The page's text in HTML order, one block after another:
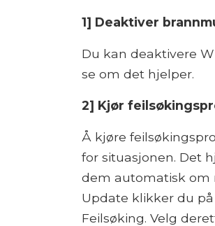
1] Deaktiver
Du kan deaktivere
se om det hjelper.
2] Kjør
Å kjøre
for situasjonen. Det
dem automatisk om
Update klikker du
Feilsøking. Velg